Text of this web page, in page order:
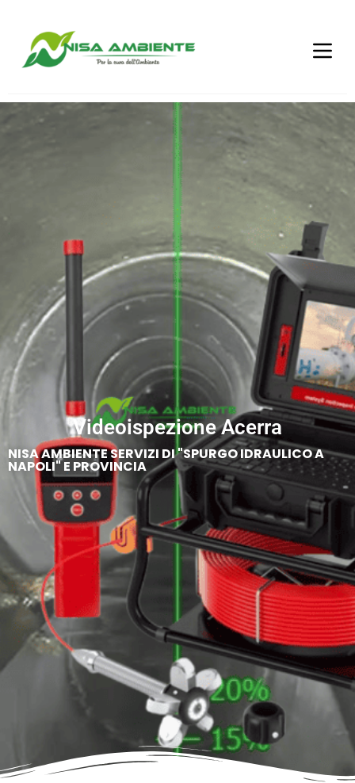
Videoispezione Acerra
NISA AMBIENTE SERVIZI DI "SPURGO IDRAULICO A
NAPOLI" E PROVINCIA